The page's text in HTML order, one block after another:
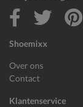
Shoemixx
Over ons
Contact
Klantenservice